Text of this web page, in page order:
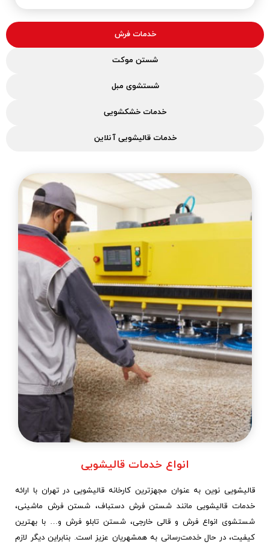
خدمات فرش
شستن موکت
شستشوی مبل
خدمات خشکشویی
خدمات قالیشویی آنلاین
انواع خدمات قالیشویی
قالیشویی نوین به‌ عنوان مجهزترین کارخانه قالیشویی در تهران با ارائه
خدمات قالیشویی مانند شستن فرش‌ دستباف، شستن فرش ماشینی،
شستشوی انواع فرش و قالی خارجی، شستن تابلو‌ فرش و… با بهترین
کیفیت، در حال خدمت‌رسانی به همشهریان عزیز است. بنابراین دیگر لازم